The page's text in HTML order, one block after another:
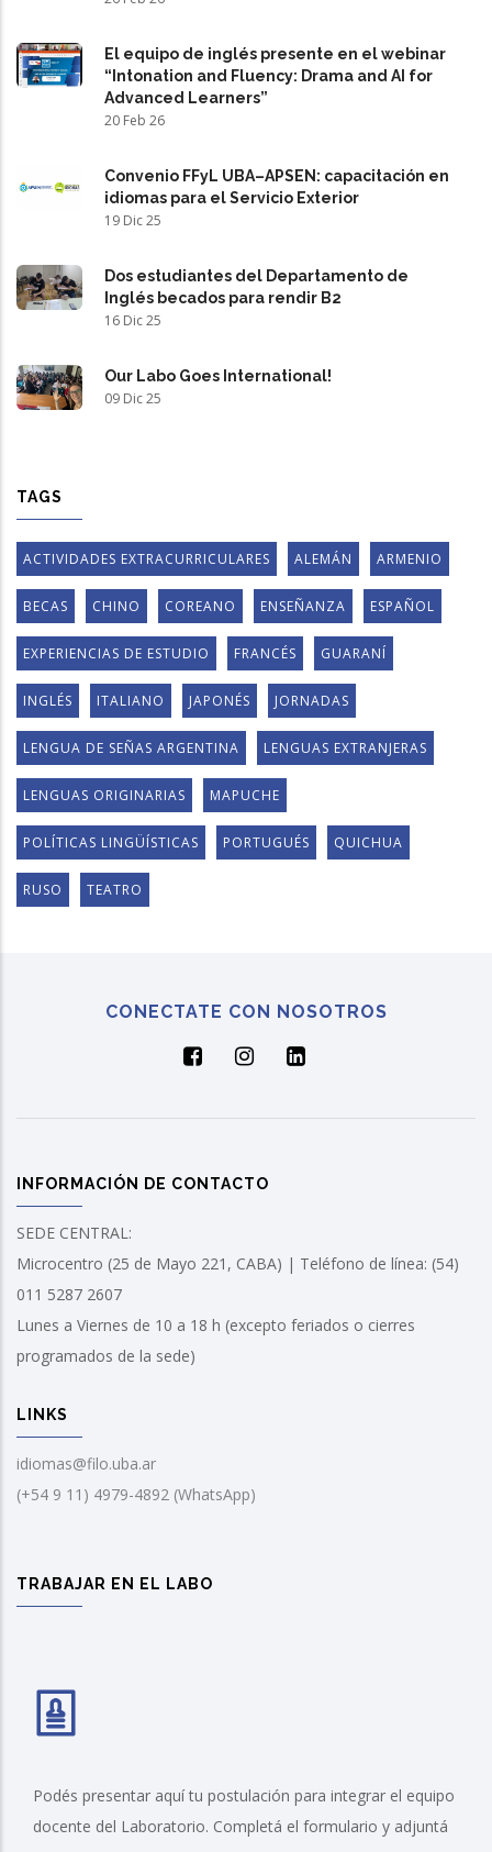
El equipo de inglés presente en el webinar
“Intonation and Fluency: Drama and AI for
Advanced Learners”
20 Feb 26
Convenio FFyL UBA–APSEN: capacitación en
idiomas para el Servicio Exterior
19 Dic 25
Dos estudiantes del Departamento de
Inglés becados para rendir B2
16 Dic 25
Our Labo Goes International!
09 Dic 25
TAGS
ACTIVIDADES EXTRACURRICULARES ALEMÁN ARMENIO
BECAS CHINO COREANO ENSEÑANZA ESPAÑOL
EXPERIENCIAS DE ESTUDIO FRANCÉS GUARANÍ
INGLÉS ITALIANO JAPONÉS JORNADAS
LENGUA DE SEÑAS ARGENTINA LENGUAS EXTRANJERAS
LENGUAS ORIGINARIAS MAPUCHE
POLÍTICAS LINGÜÍSTICAS PORTUGUÉS QUICHUA
RUSO TEATRO
CONECTATE CON NOSOTROS
INFORMACIÓN DE CONTACTO
SEDE CENTRAL:
Microcentro (25 de Mayo 221, CABA) | Teléfono de línea: (54)
011 5287 2607
Lunes a Viernes de 10 a 18 h (excepto feriados o cierres
programados de la sede)
LINKS
idiomas@filo.uba.ar
(+54 9 11) 4979-4892 (WhatsApp)
TRABAJAR EN EL LABO
Podés presentar aquí tu postulación para integrar el equipo
docente del Laboratorio. Completá el formulario y adjuntá